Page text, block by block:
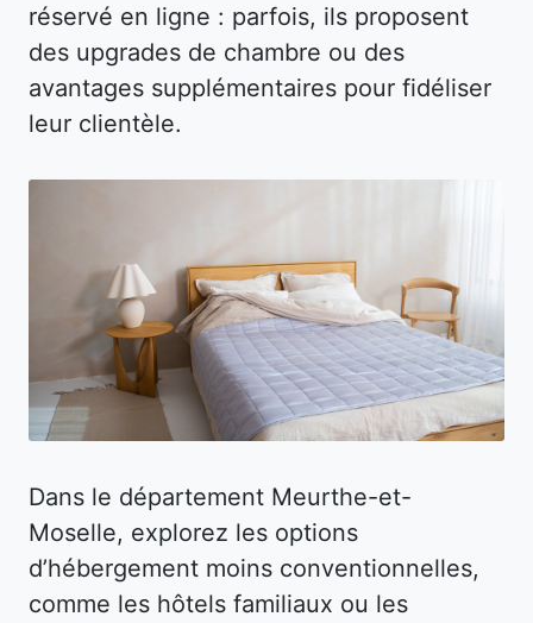
réservé en ligne : parfois, ils proposent
des upgrades de chambre ou des
avantages supplémentaires pour fidéliser
leur clientèle.
Dans le département Meurthe-et-
Moselle, explorez les options
d’hébergement moins conventionnelles,
comme les hôtels familiaux ou les